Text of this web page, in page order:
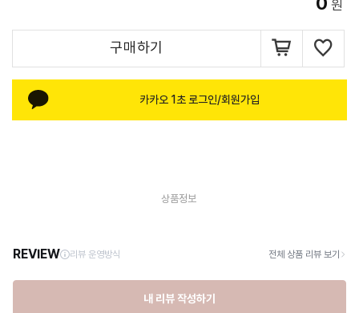
원
구매하기
카카오 1초 로그인/회원가입
상품정보